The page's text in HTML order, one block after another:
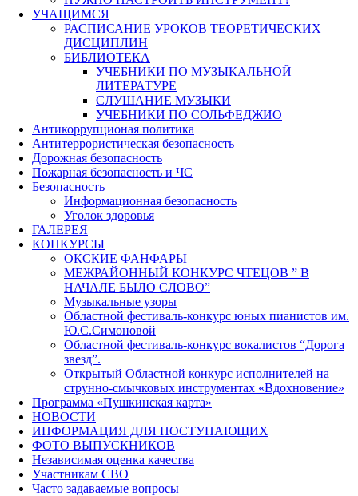
УЧАЩИМСЯ
РАСПИСАНИЕ УРОКОВ ТЕОРЕТИЧЕСКИХ
ДИСЦИПЛИН
БИБЛИОТЕКА
УЧЕБНИКИ ПО МУЗЫКАЛЬНОЙ
ЛИТЕРАТУРЕ
СЛУШАНИЕ МУЗЫКИ
УЧЕБНИКИ ПО СОЛЬФЕДЖИО
Антикоррупционая политика
Антитеррористическая безопасность
Дорожная безопасность
Пожарная безопасность и ЧС
Безопасность
Информационная безопасность
Уголок здоровья
ГАЛЕРЕЯ
КОНКУРСЫ
ОКСКИЕ ФАНФАРЫ
МЕЖРАЙОННЫЙ КОНКУРС ЧТЕЦОВ ” В
НАЧАЛЕ БЫЛО СЛОВО”
Музыкальные узоры
Областной фестиваль-конкурс юных пианистов им.
Ю.С.Симоновой
Областной фестиваль-конкурс вокалистов “Дорога
звезд”.
Открытый Областной конкурс исполнителей на
струнно-смычковых инструментах «Вдохновение»
Программа «Пушкинская карта»
НОВОСТИ
ИНФОРМАЦИЯ ДЛЯ ПОСТУПАЮЩИХ
ФОТО ВЫПУСКНИКОВ
Независимая оценка качества
Участникам СВО
Часто задаваемые вопросы